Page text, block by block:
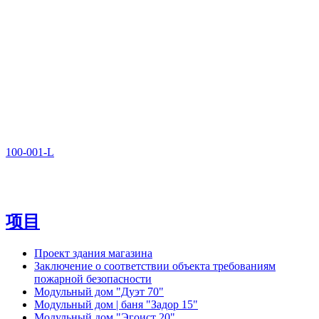
100-001-L
项目
Проект здания магазина
Заключение о соответствии объекта требованиям
пожарной безопасности
Модульный дом "Дуэт 70"
Модульный дом | баня "Задор 15"